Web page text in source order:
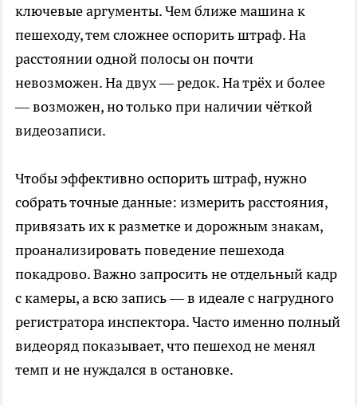
ключевые аргументы. Чем ближе машина к
пешеходу, тем сложнее оспорить штраф. На
расстоянии одной полосы он почти
невозможен. На двух — редок. На трёх и более
— возможен, но только при наличии чёткой
видеозаписи.
Чтобы эффективно оспорить штраф, нужно
собрать точные данные: измерить расстояния,
привязать их к разметке и дорожным знакам,
проанализировать поведение пешехода
покадрово. Важно запросить не отдельный кадр
с камеры, а всю запись — в идеале с нагрудного
регистратора инспектора. Часто именно полный
видеоряд показывает, что пешеход не менял
темп и не нуждался в остановке.